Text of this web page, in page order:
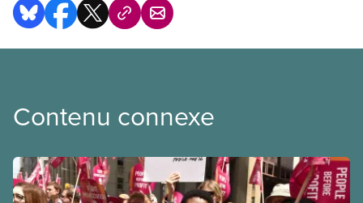
Contenu connexe